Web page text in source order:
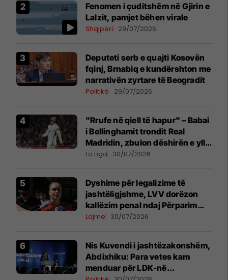
Fenomen i çuditshëm në Gjirin e
Lalzit, pamjet bëhen virale
Shqipëri 29/07/2026
Deputeti serb e quajti Kosovën
fqinj, Brnabiq e kundërshton me
narrativën zyrtare të Beogradit
Politikë 29/07/2026
"Rrufe në qiell të hapur" – Babai
i Bellinghamit trondit Real
Madridin, zbulon dëshirën e yllit
anglez për largim
La Liga 30/07/2026
Dyshime për legalizime të
jashtëligjshme, LVV dorëzon
kallëzim penal ndaj Përparim
Ramës dhe zyrtarëve të
Lajme 30/07/2026
Nis Kuvendi i jashtëzakonshëm,
Abdixhiku: Para vetes kam
menduar për LDK-në...